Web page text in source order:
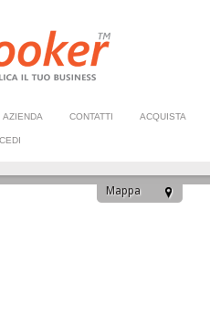
AZIENDA CONTATTI ACQUISTA
Maps correctly.
Mappa